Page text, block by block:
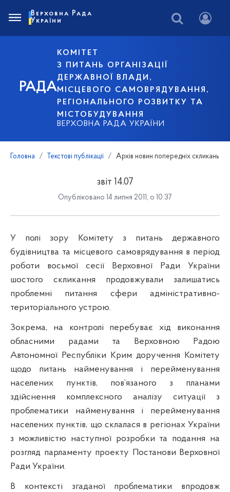
РАДА
КОМІТЕТ
З ПИТАНЬ ОРГАНІЗАЦІЇ
ДЕРЖАВНОЇ ВЛАДИ,
МІСЦЕВОГО САМОВРЯДУВАННЯ,
РЕГІОНАЛЬНОГО РОЗВИТКУ ТА
МІСТОБУДУВАННЯ
ВЕРХОВНА РАДА УКРАЇНИ
Верховна Рада
України
Головна Текстові публікації Архів новин попередніх скликань
звіт 14.07
Опубліковано 14 липня 2011, о 10:37
У полі зору Комітету з питань державного
будівництва та місцевого самоврядування в період
роботи восьмої сесії Верховної Ради України
шостого скликання продовжували залишатись
проблемні питання сфери адміністративно-
територіального устрою.
Зокрема, на контролі перебуває хід виконання
обласними радами та Верховною Радою
Автономної Республіки Крим доручення Комітету
щодо питань найменування і перейменування
населених пунктів, пов’язаного з планами
здійснення комплексного аналізу ситуації з
проблематики найменування і перейменування
населених пунктів, що склалася в регіонах України
з можливістю наступної розробки та подання на
розгляд парламенту проекту Постанови Верховної
Ради України.
В контексті згаданої проблематики впродовж